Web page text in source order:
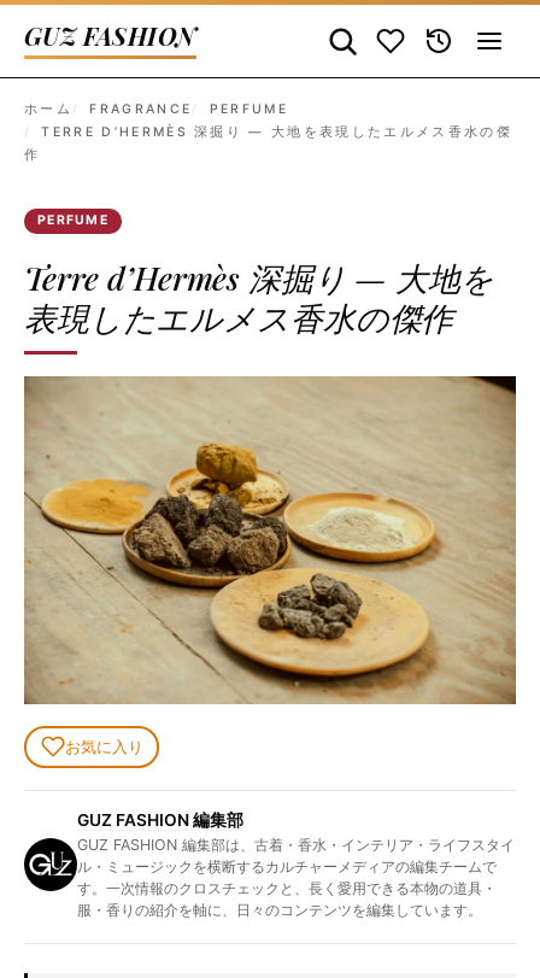
GUZ FASHION
ホーム FRAGRANCE
PERFUME
TERRE D’HERMÈS 深掘り — 大地を表現したエルメス香水の傑
作
PERFUME
Terre d’Hermès 深掘り — 大地を
表現したエルメス香水の傑作
お気に入り
GUZ FASHION 編集部
GUZ FASHION 編集部は、古着・香水・インテリア・ライフスタイ
ル・ミュージックを横断するカルチャーメディアの編集チームで
す。一次情報のクロスチェックと、長く愛用できる本物の道具・
服・香りの紹介を軸に、日々のコンテンツを編集しています。